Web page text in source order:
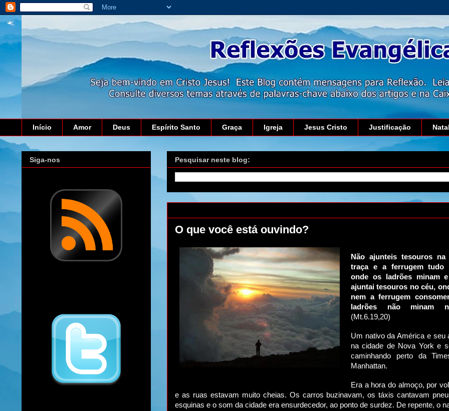
Início Amor Deus Espírito Santo Graça Igreja Jesus Cristo Justificação Natal
Pesquisar neste blog:
O que você está ouvindo?
Não ajunteis tesouros
traça e a ferrugem tudo
onde os ladrões minam
ajuntai tesouros no céu,
nem a ferrugem
ladrões não minam
(Mt.6.19,20)
Um nativo da América e seu
na cidade de Nova York e
caminhando perto da
Manhattan.
Era a hora do almoço, por
e as ruas estavam muito cheias. Os carros buzinavam, os táxis cantavam
esquinas e o som da cidade era ensurdecedor, ao ponto de surdez. De repente, o
Siga-nos